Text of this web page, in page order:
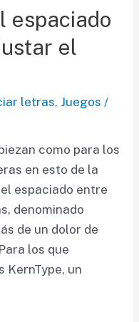
espaciado
el
letras, Juegos /
como para los
en esto de la
espaciado entre
denominado
de un dolor de
los que
KernType, un